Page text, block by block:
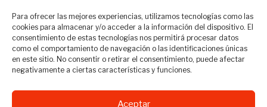
Para ofrecer las mejores experiencias, utilizamos tecnologías como las
cookies para almacenar y/o acceder a la información del dispositivo. El
consentimiento de estas tecnologías nos permitirá procesar datos
como el comportamiento de navegación o las identificaciones únicas
en este sitio. No consentir o retirar el consentimiento, puede afectar
negativamente a ciertas características y funciones.
Aceptar